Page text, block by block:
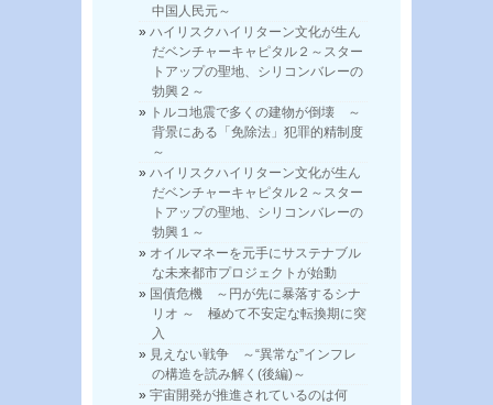
中国人民元～
ハイリスクハイリターン文化が生ん
だベンチャーキャピタル２～スター
トアップの聖地、シリコンバレーの
勃興２～
トルコ地震で多くの建物が倒壊 ～
背景にある「免除法」犯罪的精制度
～
ハイリスクハイリターン文化が生ん
だベンチャーキャピタル２～スター
トアップの聖地、シリコンバレーの
勃興１～
オイルマネーを元手にサステナブル
な未来都市プロジェクトが始動
国債危機 ～円が先に暴落するシナ
リオ ～ 極めて不安定な転換期に突
入
見えない戦争 ～“異常な”インフレ
の構造を読み解く(後編)～
宇宙開発が推進されているのは何